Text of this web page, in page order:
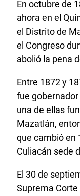
En octubre de
ahora en el
el Distrito de
el Congreso
abolió la pena
Entre 1872 y
fue
una de ellas
Mazatlán,
que cambió en
Culiacán sede
El 30 de
Suprema